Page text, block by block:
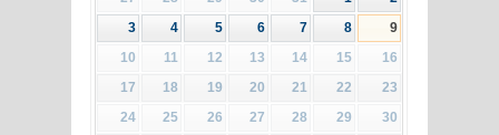
3
4 5 6 7 8
9
10
11 12 13 14 15
16
17
18 19 20 21 22
23
24
25 26 27 28 29
30